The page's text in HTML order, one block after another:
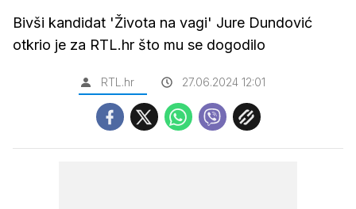
Bivši kandidat 'Života na vagi' Jure Dundović
otkrio je za RTL.hr što mu se dogodilo
RTL.hr 27.06.2024 12:01